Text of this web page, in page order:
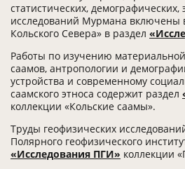
статистических, демографических,
исследований Мурмана включены
Кольского Севера» в раздел
Работы по изучению
саамов, антропологии и
устройства и современному
саамского этноса содержит раздел
коллекции «Кольские саамы».
Труды геофизических
Полярного геофизического
«Исследования ПГИ» коллекции